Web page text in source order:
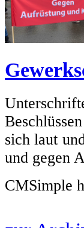
sich laut
und gegen
CMSimple